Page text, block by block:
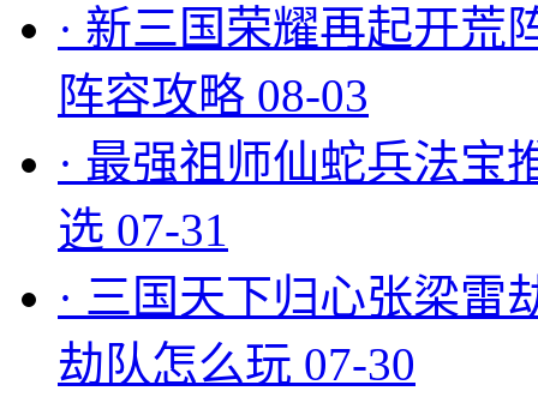
· 新三国荣耀再起开荒
阵容攻略 08-03
· 最强祖师仙蛇兵法宝
选 07-31
· 三国天下归心张梁雷
劫队怎么玩 07-30